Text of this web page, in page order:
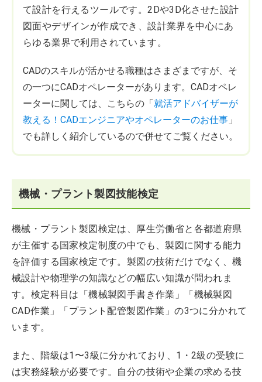
て設計を行えるツールです。2Dや3D化させた設計
図面やデザインが作成でき、設計業界を中心にあ
らゆる業界で利用されています。
CADのスキルが活かせる職種はさまざまですが、そ
の一つにCADオペレーターがあります。CADオペレ
ーターに関しては、こちらの「就活アドバイザーが
教える！CADエンジニアやオペレーターのお仕事 」
でも詳しく紹介しているので併せてご覧ください。
機械・プラント製図技能検定
機械・プラント製図検定は、厚生労働省と各都道府県
が主催する国家検定制度の中でも、製図に関する能力
を評価する国家検定です。製図の技術だけでなく、機
械設計や物理学の知識などの幅広い知識が問われま
す。検定科目は「機械製図手書き作業」「機械製図
CAD作業」「プラント配管製図作業」の3つに分かれて
います。
また、階級は1〜3級に分かれており、1・2級の受験に
は実務経験が必要です。自分の技術や企業の求める技